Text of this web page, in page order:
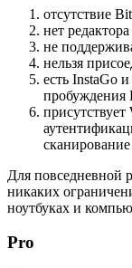
отсутствие
нет
не
нельзя
есть InstaGo
Для повседневной
никаких
ноутбуках и
Pro